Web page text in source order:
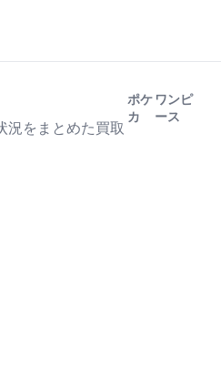
況をまとめた買取
ポケ
カ
ワンピ
ース